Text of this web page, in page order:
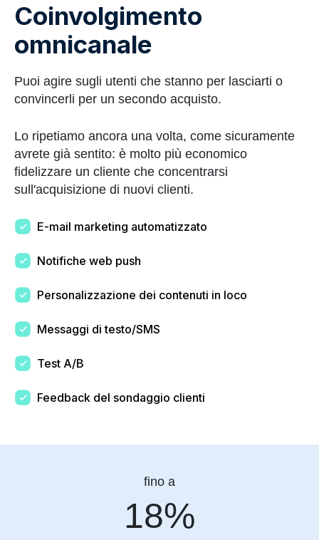
Coinvolgimento
omnicanale
Puoi agire sugli utenti che stanno per lasciarti o
convincerli per un secondo acquisto.
Lo ripetiamo ancora una volta, come sicuramente
avrete già sentito: è molto più economico
fidelizzare un cliente che concentrarsi
sull'acquisizione di nuovi clienti.
E-mail marketing automatizzato
Notifiche web push
Personalizzazione dei contenuti in loco
Messaggi di testo/SMS
Test A/B
Feedback del sondaggio clienti
fino a
18%